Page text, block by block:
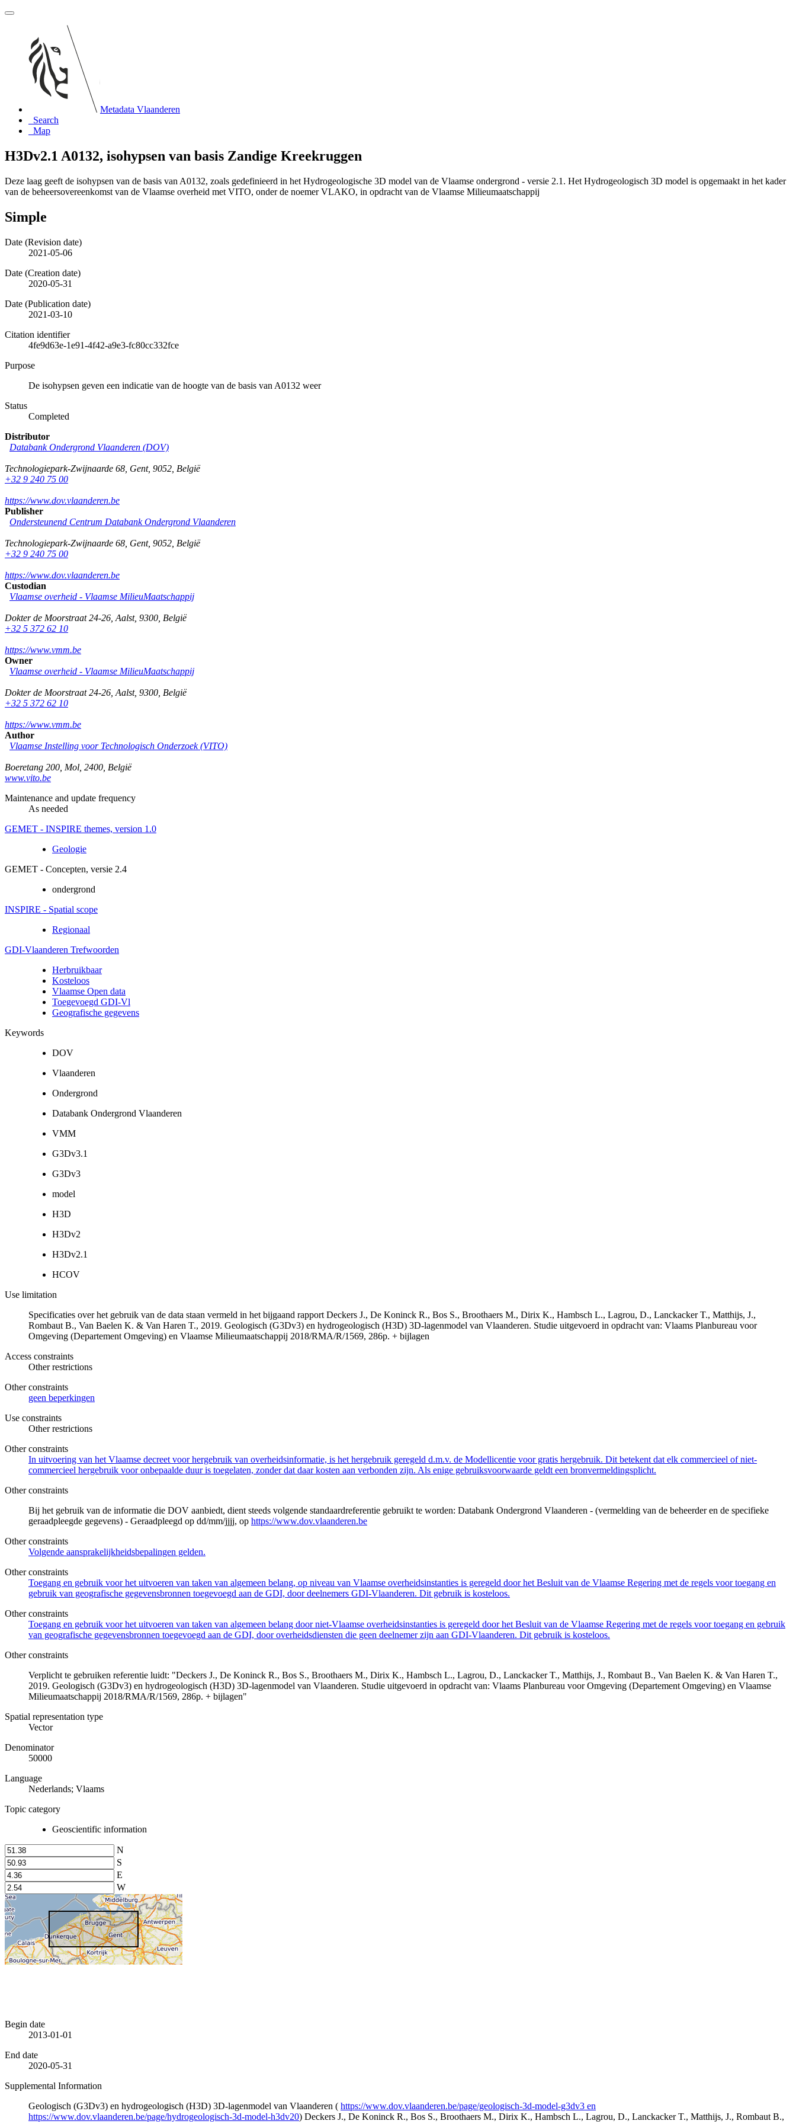
Metadata Vlaanderen
Search
Map
H3Dv2.1 A0132, isohypsen van basis Zandige Kreekruggen
Deze laag geeft de isohypsen van de basis van A0132, zoals gedefinieerd in het Hydrogeologische 3D model van de Vlaamse ondergrond - versie 2.1. Het Hydrogeologisch 3D model is opgemaakt in het kader
van de beheersovereenkomst van de Vlaamse overheid met VITO, onder de noemer VLAKO, in opdracht van de Vlaamse Milieumaatschappij
Simple
Date (Revision date)
2021-05-06
Date (Creation date)
2020-05-31
Date (Publication date)
2021-03-10
Citation identifier
4fe9d63e-1e91-4f42-a9e3-fc80cc332fce
Purpose
De isohypsen geven een indicatie van de hoogte van de basis van A0132 weer
Status
Completed
Distributor
Databank Ondergrond Vlaanderen (DOV)
Technologiepark-Zwijnaarde 68 Gent, 9052 België
+32 9 240 75 00
https://www.dov.vlaanderen.be
Publisher
Ondersteunend Centrum Databank Ondergrond Vlaanderen
Technologiepark-Zwijnaarde 68 Gent, 9052 België
+32 9 240 75 00
https://www.dov.vlaanderen.be
Custodian
Vlaamse overheid - Vlaamse MilieuMaatschappij
Dokter de Moorstraat 24-26 Aalst, 9300 België
+32 5 372 62 10
https://www.vmm.be
Owner
Vlaamse overheid - Vlaamse MilieuMaatschappij
Dokter de Moorstraat 24-26 Aalst, 9300 België
+32 5 372 62 10
https://www.vmm.be
Author
Vlaamse Instelling voor Technologisch Onderzoek (VITO)
Boeretang 200 Mol 2400 België
www.vito.be
Maintenance and update frequency
As needed
GEMET - INSPIRE themes, version 1.0
Geologie
GEMET - Concepten, versie 2.4
ondergrond
INSPIRE - Spatial scope
Regionaal
GDI-Vlaanderen Trefwoorden
Herbruikbaar
Kosteloos
Vlaamse Open data
Toegevoegd GDI-Vl
Geografische gegevens
Keywords
DOV
Vlaanderen
Ondergrond
Databank Ondergrond Vlaanderen
VMM
G3Dv3.1
G3Dv3
model
H3D
H3Dv2
H3Dv2.1
HCOV
Use limitation
Specificaties over het gebruik van de data staan vermeld in het bijgaand rapport Deckers J., De Koninck R., Bos S., Broothaers M., Dirix K., Hambsch L., Lagrou, D., Lanckacker T., Matthijs, J.,
Rombaut B., Van Baelen K. & Van Haren T., 2019. Geologisch (G3Dv3) en hydrogeologisch (H3D) 3D-lagenmodel van Vlaanderen. Studie uitgevoerd in opdracht van: Vlaams Planbureau voor
Omgeving (Departement Omgeving) en Vlaamse Milieumaatschappij 2018/RMA/R/1569, 286p. + bijlagen
Access constraints
Other restrictions
Other constraints
geen beperkingen
Use constraints
Other restrictions
Other constraints
In uitvoering van het Vlaamse decreet voor hergebruik van overheidsinformatie, is het hergebruik geregeld d.m.v. de Modellicentie voor gratis hergebruik. Dit betekent dat elk commercieel of niet-
commercieel hergebruik voor onbepaalde duur is toegelaten, zonder dat daar kosten aan verbonden zijn. Als enige gebruiksvoorwaarde geldt een bronvermeldingsplicht.
Other constraints
Bij het gebruik van de informatie die DOV aanbiedt, dient steeds volgende standaardreferentie gebruikt te worden: Databank Ondergrond Vlaanderen - (vermelding van de beheerder en de specifieke
geraadpleegde gegevens) - Geraadpleegd op dd/mm/jjjj, op https://www.dov.vlaanderen.be
Other constraints
Volgende aansprakelijkheidsbepalingen gelden.
Other constraints
Toegang en gebruik voor het uitvoeren van taken van algemeen belang, op niveau van Vlaamse overheidsinstanties is geregeld door het Besluit van de Vlaamse Regering met de regels voor toegang en
gebruik van geografische gegevensbronnen toegevoegd aan de GDI, door deelnemers GDI-Vlaanderen. Dit gebruik is kosteloos.
Other constraints
Toegang en gebruik voor het uitvoeren van taken van algemeen belang door niet-Vlaamse overheidsinstanties is geregeld door het Besluit van de Vlaamse Regering met de regels voor toegang en gebruik
van geografische gegevensbronnen toegevoegd aan de GDI, door overheidsdiensten die geen deelnemer zijn aan GDI-Vlaanderen. Dit gebruik is kosteloos.
Other constraints
Verplicht te gebruiken referentie luidt: "Deckers J., De Koninck R., Bos S., Broothaers M., Dirix K., Hambsch L., Lagrou, D., Lanckacker T., Matthijs, J., Rombaut B., Van Baelen K. & Van Haren T.,
2019. Geologisch (G3Dv3) en hydrogeologisch (H3D) 3D-lagenmodel van Vlaanderen. Studie uitgevoerd in opdracht van: Vlaams Planbureau voor Omgeving (Departement Omgeving) en Vlaamse
Milieumaatschappij 2018/RMA/R/1569, 286p. + bijlagen"
Spatial representation type
Vector
Denominator
50000
Language
Nederlands; Vlaams
Topic category
Geoscientific information
N
S
E
W
Begin date
2013-01-01
End date
2020-05-31
Supplemental Information
Geologisch (G3Dv3) en hydrogeologisch (H3D) 3D-lagenmodel van Vlaanderen ( https://www.dov.vlaanderen.be/page/geologisch-3d-model-g3dv3 en
https://www.dov.vlaanderen.be/page/hydrogeologisch-3d-model-h3dv20) Deckers J., De Koninck R., Bos S., Broothaers M., Dirix K., Hambsch L., Lagrou, D., Lanckacker T., Matthijs, J., Rombaut B.,